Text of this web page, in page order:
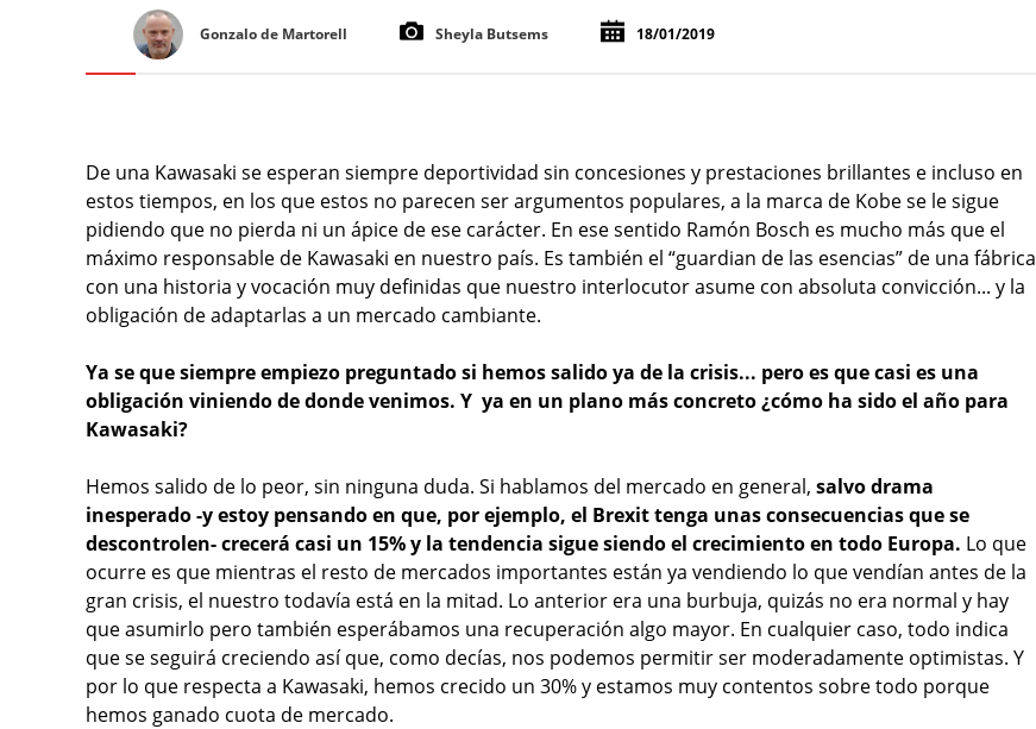
Gonzalo de Martorell Sheyla Butsems 18/01/2019
De una Kawasaki se esperan siempre deportividad sin concesiones y prestaciones brillantes e incluso en
estos tiempos, en los que estos no parecen ser argumentos populares, a la marca de Kobe se le sigue
pidiendo que no pierda ni un ápice de ese carácter. En ese sentido Ramón Bosch es mucho más que el
máximo responsable de Kawasaki en nuestro país. Es también el “guardian de las esencias” de una fábrica
con una historia y vocación muy definidas que nuestro interlocutor asume con absoluta convicción... y la
obligación de adaptarlas a un mercado cambiante.
Ya se que siempre empiezo preguntado si hemos salido ya de la crisis... pero es que casi es una
obligación viniendo de donde venimos. Y ya en un plano más concreto ¿cómo ha sido el año para
Kawasaki?
Hemos salido de lo peor, sin ninguna duda. Si hablamos del mercado en general, salvo drama
inesperado -y estoy pensando en que, por ejemplo, el Brexit tenga unas consecuencias que se
descontrolen- crecerá casi un 15% y la tendencia sigue siendo el crecimiento en todo Europa. Lo que
ocurre es que mientras el resto de mercados importantes están ya vendiendo lo que vendían antes de la
gran crisis, el nuestro todavía está en la mitad. Lo anterior era una burbuja, quizás no era normal y hay
que asumirlo pero también esperábamos una recuperación algo mayor. En cualquier caso, todo indica
que se seguirá creciendo así que, como decías, nos podemos permitir ser moderadamente optimistas. Y
por lo que respecta a Kawasaki, hemos crecido un 30% y estamos muy contentos sobre todo porque
hemos ganado cuota de mercado.